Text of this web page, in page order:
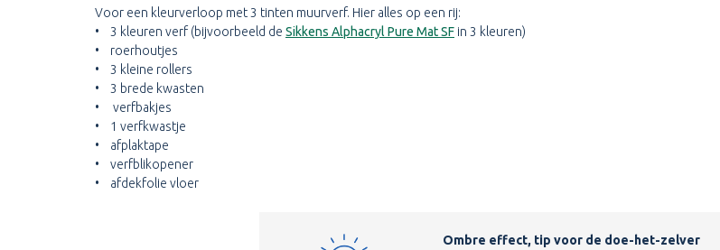
Voor een kleurverloop met 3 tinten muurverf. Hier alles op een rij:
• 3 kleuren verf (bijvoorbeeld de Sikkens Alphacryl Pure Mat SF in 3 kleuren)
• roerhoutjes
• 3 kleine rollers
• 3 brede kwasten
• verfbakjes
• 1 verfkwastje
• afplaktape
• verfblikopener
• afdekfolie vloer
Ombre effect, tip voor de doe-het-zelver